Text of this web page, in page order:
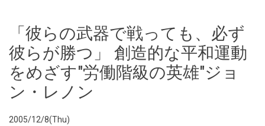
「彼らの武器で戦っても、必ず
彼らが勝つ」 創造的な平和運動
をめざす"労働階級の英雄"ジョ
ン・レノン
2005/12/8(Thu)